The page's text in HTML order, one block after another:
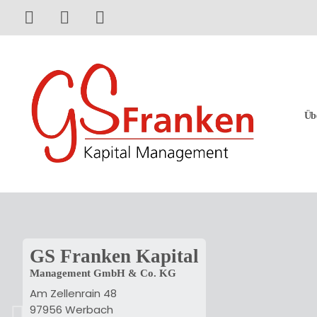
Jetzt anrufen
Zum Kontaktformular
Zum Impressum
GS Franken Kapital
Management GmbH & Co. KG
Am Zellenrain 48
97956 Werbach